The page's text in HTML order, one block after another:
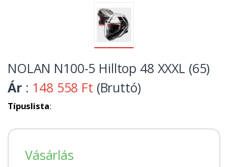
NOLAN N100-5 Hilltop 48 XXXL (65)
Ár : 148 558 Ft (Bruttó)
Típuslista:
Vásárlás